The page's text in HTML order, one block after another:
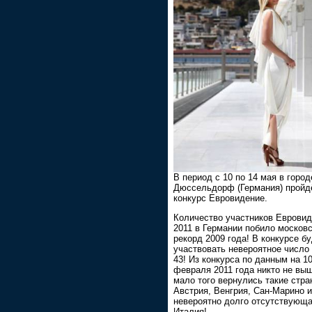
В период с 10 по 14 мая в
Дюссельдорф (Германия)
конкурс Евровидение.
Количество участников
2011 в Германии побило
рекорд 2009 года! В конкурсе
участвовать невероятное число
43! Из конкурса по данным на 10
февраля 2011 года никто не
мало того вернулись такие
Австрия, Венгрия, Сан-Марино и
невероятно долго